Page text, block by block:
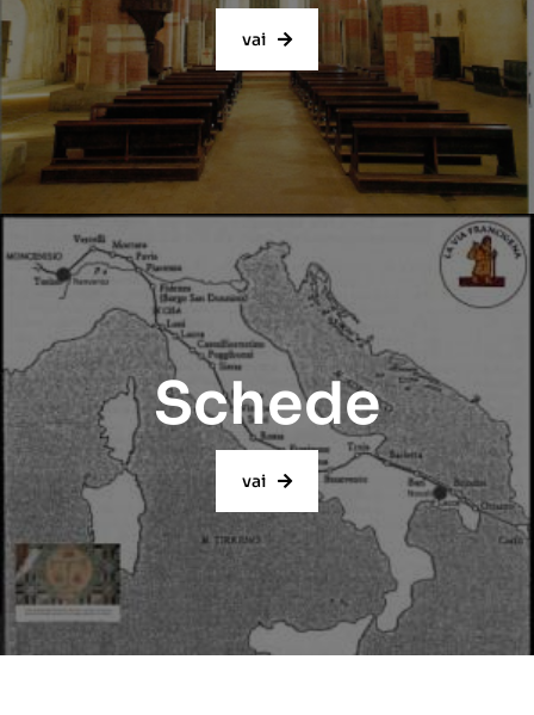
vai
Schede
vai